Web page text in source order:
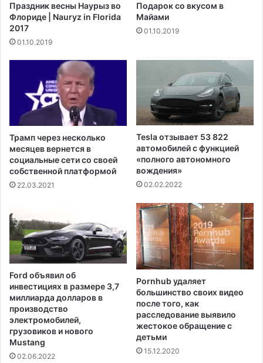
т
п
о
л
т
о
р
п
р
и
в
л
а
р
а
з
д
т
а
м
е
р
е
в
н
е
в
з
ж
т
з
г
р
а
н
и
Праздник весны Наурыз во
Флориде | Nauryz in Florida
2017
01.10.2019
Подарок со вкусом в
Майами
01.10.2019
Трамп через несколько
месяцев вернется в
социальные сети со своей
собственной платформой
22.03.2021
Tesla отзывает 53 822
автомобилей с функцией
«полного автономного
вождения»
02.02.2022
Ford объявил об
инвестициях в размере 3,7
миллиарда долларов в
производство
электромобилей,
грузовиков и нового
Mustang
02.06.2022
Pornhub удаляет
большинство своих видео
после того, как
расследование выявило
жестокое обращение с
детьми
15.12.2020